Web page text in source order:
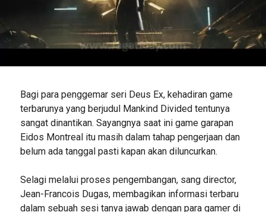
Bagi para penggemar seri Deus Ex, kehadiran game
terbarunya yang berjudul Mankind Divided tentunya
sangat dinantikan. Sayangnya saat ini game garapan
Eidos Montreal itu masih dalam tahap pengerjaan dan
belum ada tanggal pasti kapan akan diluncurkan.
Selagi melalui proses pengembangan, sang director,
Jean-Francois Dugas, membagikan informasi terbaru
dalam sebuah sesi tanya jawab dengan para gamer di